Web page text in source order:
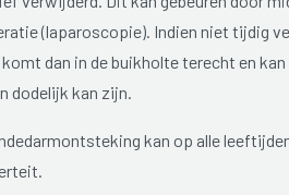
(laparoscopie). Indien niet tijdig
dan in de buikholte terecht en
dodelijk kan zijn.
kan op alle